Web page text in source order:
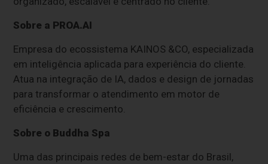
Sobre a PROA.AI
Empresa do ecossistema KAINOS &CO, especializada
em inteligência aplicada para experiência do cliente.
Atua na integração de IA, dados e design de jornadas
para transformar o atendimento em motor de
eficiência e crescimento.
Sobre o Buddha Spa
Uma das principais redes de bem-estar do Brasil,